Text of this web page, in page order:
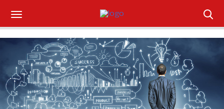
Suscríbase
Iniciar sesión
Portada